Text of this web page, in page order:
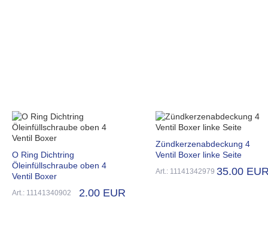
O Ring Dichtring
Öleinfüllschraube oben 4
Ventil Boxer
Art.: 11141340902 2.00 EUR
Zündkerzenabdeckung 4
Ventil Boxer linke Seite
Art.: 11141342979 35.00